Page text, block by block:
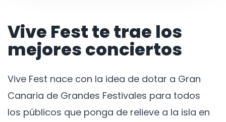
Vive Fest te trae los
mejores conciertos
Vive Fest nace con la idea de dotar a Gran
Canaria de Grandes Festivales para todos
los públicos que ponga de relieve a la isla en